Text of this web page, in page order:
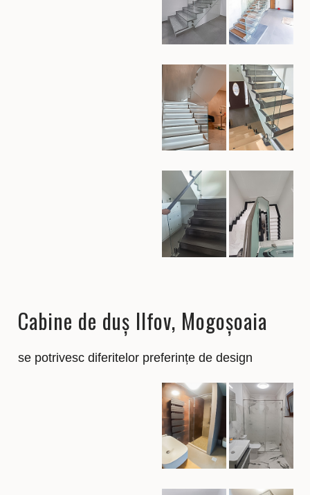
Cabine de duș Ilfov, Mogoșoaia
se potrivesc diferitelor preferințe de design